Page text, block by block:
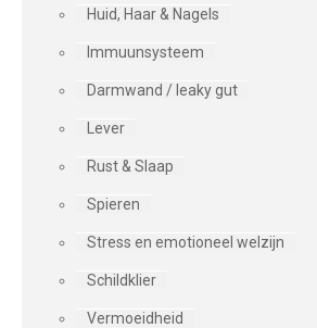
Huid, Haar & Nagels
Immuunsysteem
Darmwand / leaky gut
Lever
Rust & Slaap
Spieren
Stress en emotioneel welzijn
Schildklier
Vermoeidheid